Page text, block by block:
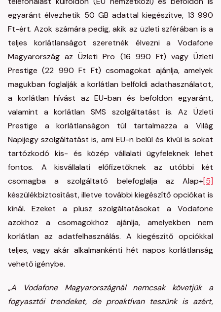
egyaránt élvezhetik 50 GB adattal kiegészítve, 13 990
Ft-ért. Azok számára pedig, akik az üzleti szférában is a
teljes korlátlanságot szeretnék élvezni a Vodafone
Magyarország az Üzleti Pro (16 990 Ft) vagy Üzleti
Prestige (22 990 Ft Ft) csomagokat ajánlja, amelyek
magukban foglalják a korlátlan belföldi adathasználatot,
a korlátlan hívást az EU-ban és beföldön egyaránt,
valamint a korlátlan SMS szolgáltatást is. Az Üzleti
Prestige a korlátlanságon túl tartalmazza a Világ
Napijegy szolgáltatást is, ami EU-n belül és kívül is sokat
tartózkodó kis- és közép vállalati ügyfeleknek lehet
fontos. A kisvállalati előfizetőknek az utóbbi két
csomagba a szolgáltató belefoglalja az Alap+[5]
készülékbiztosítást, illetve további kiegészítő opciókat is
kínál. Ezeket a plusz szolgáltatásokat a Vodafone
azokhoz a csomagokhoz ajánlja, amelyekben nem
korlátlan az adatfelhasználás. A kiegészítő opciókkal
teljes, vagy akár alkalmankénti hét napos korlátlanság
vehető igénybe.
„A Vodafone Magyarországnál nemcsak követjük a
fogyasztói trendeket, de proaktívan teszünk is azért,